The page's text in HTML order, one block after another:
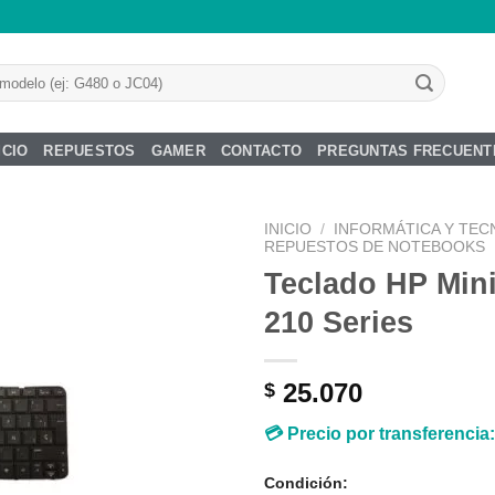
REPUESTOS GAMER CONTACTO PREGUNTAS
INICIO /
INFORMÁTICA Y
REPUESTOS DE NOTEBOOKS
Teclado HP
210 Series
$ 25.070
💳 Precio por
Condición: